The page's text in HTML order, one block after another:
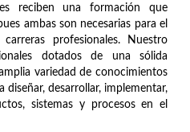
reciben una formación que
ambas son necesarias para el
profesionales. Nuestro
dotados de una sólida
variedad de conocimientos
diseñar, desarrollar, implementar,
sistemas y procesos en el